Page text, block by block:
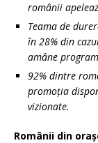
românii
Teama de
în 28% din
amâne
92% dintre
promoția
vizionate.
Românii din